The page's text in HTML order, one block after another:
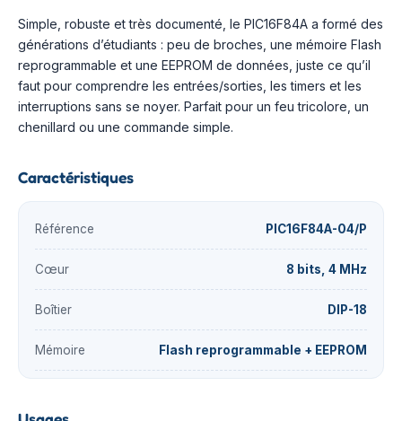
Simple, robuste et très documenté, le PIC16F84A a formé des
générations d’étudiants : peu de broches, une mémoire Flash
reprogrammable et une EEPROM de données, juste ce qu’il
faut pour comprendre les entrées/sorties, les timers et les
interruptions sans se noyer. Parfait pour un feu tricolore, un
chenillard ou une commande simple.
Caractéristiques
Référence PIC16F84A-04/P
Cœur 8 bits, 4 MHz
Boîtier DIP-18
Mémoire Flash reprogrammable + EEPROM